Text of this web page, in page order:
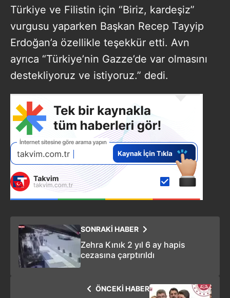
Türkiye ve Filistin için “Biriz, kardeşiz”
vurgusu yaparken Başkan Recep Tayyip
Erdoğan’a özellikle teşekkür etti. Avn
ayrıca “Türkiye’nin Gazze’de var olmasını
destekliyoruz ve istiyoruz.” dedi.
SONRAKİ HABER
Zehra Kınık 2 yıl 6 ay hapis
cezasına çarptırıldı
ÖNCEKİ HABER